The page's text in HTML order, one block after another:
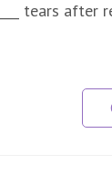
tears after